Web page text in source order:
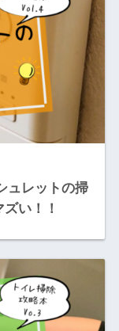
ュレットの掃
い！！